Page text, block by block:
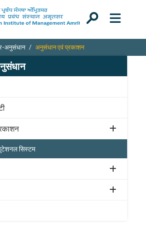
अनुसंधान अनुसंधान एवं प्रकाशन
सिस्टम